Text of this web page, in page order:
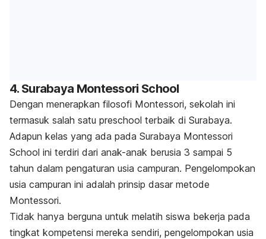
4. Surabaya Montessori School
Dengan menerapkan filosofi Montessori, sekolah ini
termasuk salah satu preschool terbaik di Surabaya.
Adapun kelas yang ada pada Surabaya Montessori
School ini terdiri dari anak-anak berusia 3 sampai 5
tahun dalam pengaturan usia campuran. Pengelompokan
usia campuran ini adalah prinsip dasar metode
Montessori.
Tidak hanya berguna untuk melatih siswa bekerja pada
tingkat kompetensi mereka sendiri, pengelompokan usia